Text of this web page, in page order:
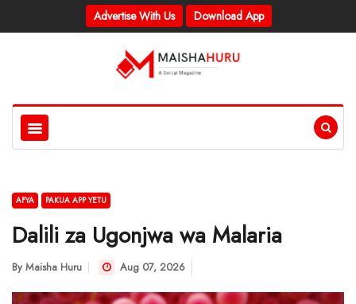
Advertise With Us Download App
AFYA PAKUA APP YETU
Dalili za Ugonjwa wa Malaria
By Maisha Huru Aug 07, 2026